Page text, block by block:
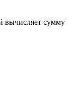
вычисляет сумму